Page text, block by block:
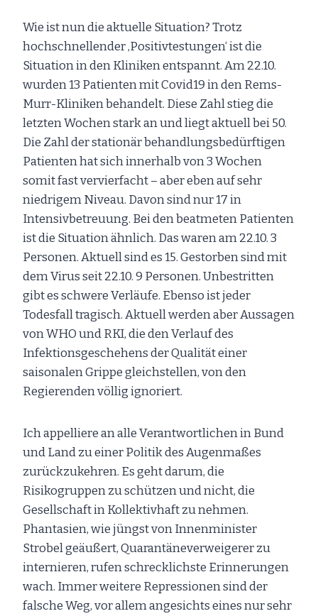
Wie ist nun die aktuelle Situation? Trotz
hochschnellender ‚Positivtestungen‘ ist die
Situation in den Kliniken entspannt. Am 22.10.
wurden 13 Patienten mit Covid19 in den Rems-
Murr-Kliniken behandelt. Diese Zahl stieg die
letzten Wochen stark an und liegt aktuell bei 50.
Die Zahl der stationär behandlungsbedürftigen
Patienten hat sich innerhalb von 3 Wochen
somit fast vervierfacht – aber eben auf sehr
niedrigem Niveau. Davon sind nur 17 in
Intensivbetreuung. Bei den beatmeten Patienten
ist die Situation ähnlich. Das waren am 22.10. 3
Personen. Aktuell sind es 15. Gestorben sind mit
dem Virus seit 22.10. 9 Personen. Unbestritten
gibt es schwere Verläufe. Ebenso ist jeder
Todesfall tragisch. Aktuell werden aber Aussagen
von WHO und RKI, die den Verlauf des
Infektionsgeschehens der Qualität einer
saisonalen Grippe gleichstellen, von den
Regierenden völlig ignoriert.
Ich appelliere an alle Verantwortlichen in Bund
und Land zu einer Politik des Augenmaßes
zurückzukehren. Es geht darum, die
Risikogruppen zu schützen und nicht, die
Gesellschaft in Kollektivhaft zu nehmen.
Phantasien, wie jüngst von Innenminister
Strobel geäußert, Quarantäneverweigerer zu
internieren, rufen schrecklichste Erinnerungen
wach. Immer weitere Repressionen sind der
falsche Weg, vor allem angesichts eines nur sehr